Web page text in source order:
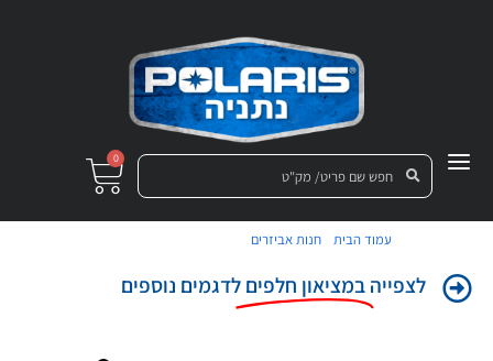
0
עמוד הבית /חנות אביזרים
לצפייהבמציאון חלפים לדגמים נוספים